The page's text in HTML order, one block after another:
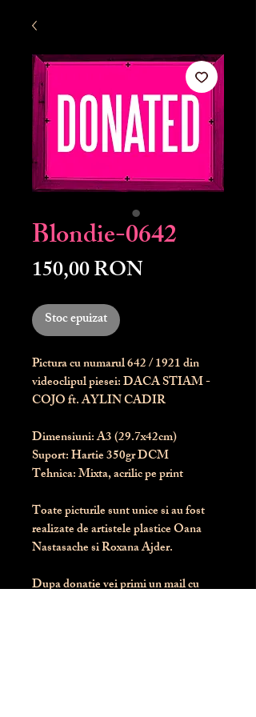
Blondie-0642
150,00 RONPreț
Stoc epuizat
Pictura cu numarul642/ 1921 din
videoclipul piesei: DACA STIAM -
COJO ft. AYLIN CADIR
Dimensiuni: A3 (29.7x42cm)
Suport: Hartie 350gr DCM
Tehnica: Mixta, acrilic pe print
Toate picturile sunt unice si au fost
realizate de artistele plastice Oana
Nastasache si Roxana Ajder.
Dupa donatie vei primi un mail cu